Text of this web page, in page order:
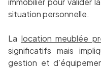
situation personnelle.
La location meublée
significatifs mais
gestion et